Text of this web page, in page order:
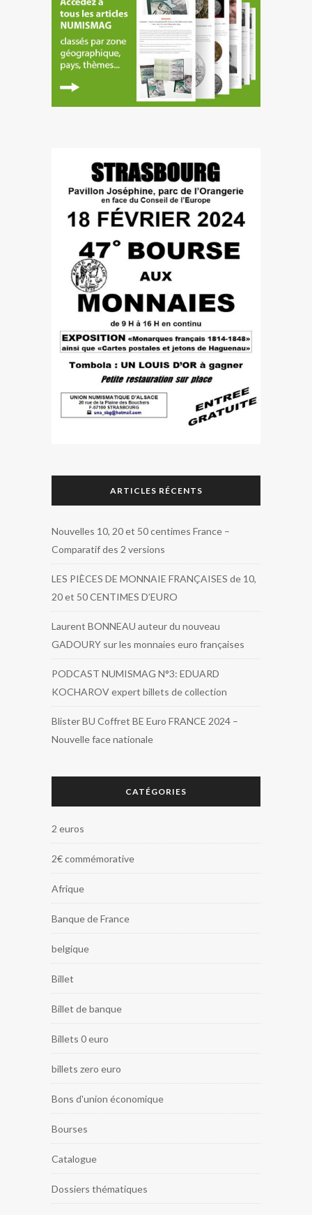
ARTICLES RÉCENTS
Nouvelles 10, 20 et 50 centimes France –
Comparatif des 2 versions
LES PIÈCES DE MONNAIE FRANÇAISES de 10,
20 et 50 CENTIMES D’EURO
Laurent BONNEAU auteur du nouveau
GADOURY sur les monnaies euro françaises
PODCAST NUMISMAG N°3: EDUARD
KOCHAROV expert billets de collection
Blister BU Coffret BE Euro FRANCE 2024 –
Nouvelle face nationale
CATÉGORIES
2 euros
2€ commémorative
Afrique
Banque de France
belgique
Billet
Billet de banque
Billets 0 euro
billets zero euro
Bons d'union économique
Bourses
Catalogue
Dossiers thématiques